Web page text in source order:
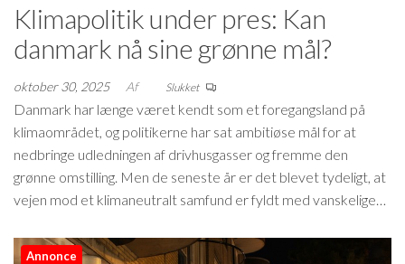
Klimapolitik under pres: Kan
danmark nå sine grønne mål?
oktober 30, 2025 Af Slukket
Danmark har længe været kendt som et foregangsland på
klimaområdet, og politikerne har sat ambitiøse mål for at
nedbringe udledningen af drivhusgasser og fremme den
grønne omstilling. Men de seneste år er det blevet tydeligt, at
vejen mod et klimaneutralt samfund er fyldt med vanskelige…
Annonce